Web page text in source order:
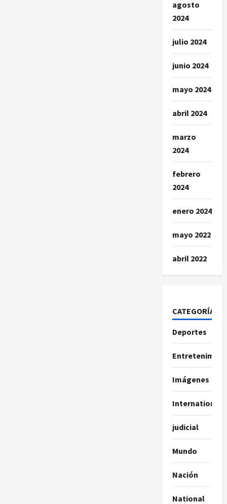
agosto
2024
julio 2024
junio 2024
mayo 2024
abril 2024
marzo
2024
febrero
2024
enero 2024
mayo 2022
abril 2022
CATEGORÍAS
Deportes
Imágenes
International
judicial
Mundo
Nación
National